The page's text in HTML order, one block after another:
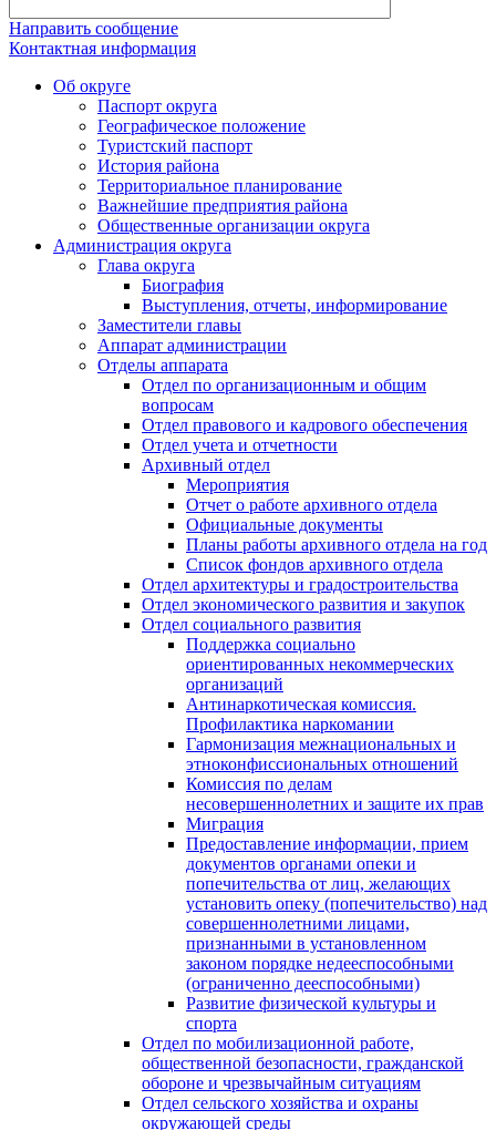
Направить сообщение
Контактная информация
Об округе
Паспорт округа
Географическое положение
Туристский паспорт
История района
Территориальное планирование
Важнейшие предприятия района
Общественные организации округа
Администрация округа
Глава округа
Биография
Выступления, отчеты, информирование
Заместители главы
Аппарат администрации
Отделы аппарата
Отдел по организационным и общим
вопросам
Отдел правового и кадрового обеспечения
Отдел учета и отчетности
Архивный отдел
Мероприятия
Отчет о работе архивного отдела
Официальные документы
Планы работы архивного отдела на год
Список фондов архивного отдела
Отдел архитектуры и градостроительства
Отдел экономического развития и закупок
Отдел социального развития
Поддержка социально
ориентированных некоммерческих
организаций
Антинаркотическая комиссия.
Профилактика наркомании
Гармонизация межнациональных и
этноконфиссиональных отношений
Комиссия по делам
несовершеннолетних и защите их прав
Миграция
Предоставление информации, прием
документов органами опеки и
попечительства от лиц, желающих
установить опеку (попечительство) над
совершеннолетними лицами,
признанными в установленном
законом порядке недееспособными
(ограниченно дееспособными)
Развитие физической культуры и
спорта
Отдел по мобилизационной работе,
общественной безопасности, гражданской
оборонe и чрезвычайным ситуациям
Отдел сельского хозяйства и охраны
окружающей среды